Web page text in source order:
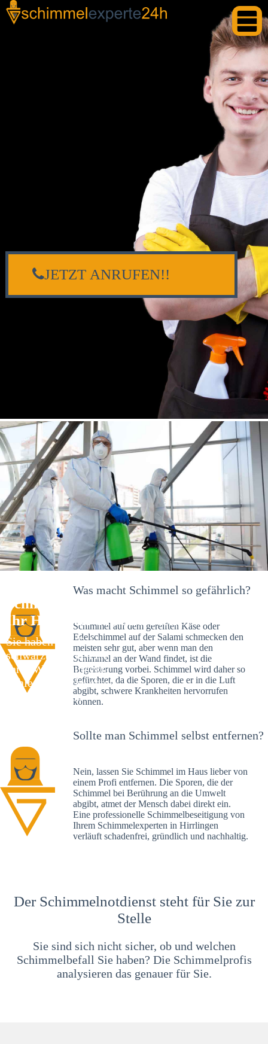
Schimmelexperte in Hirrlingen –
Ihr Helfer an Ort und Stelle
Sie haben kürzlich
schwarze Flecken an
Ihrer Wand entdeckt?
Schlechte Nachrichten:
Sie haben einen
JETZT ANRUFEN!!
Was macht Schimmel so gefährlich?
Schimmel auf dem gereiften Käse oder
Edelschimmel auf der Salami schmecken den
meisten sehr gut, aber wenn man den
Schimmel an der Wand findet, ist die
Begeisterung vorbei. Schimmel wird daher so
gefürchtet, da die Sporen, die er in die Luft
abgibt, schwere Krankheiten hervorrufen
können.
Sollte man Schimmel selbst entfernen?
Nein, lassen Sie Schimmel im Haus lieber von
einem Profi entfernen. Die Sporen, die der
Schimmel bei Berührung an die Umwelt
abgibt, atmet der Mensch dabei direkt ein.
Eine professionelle Schimmelbeseitigung von
Ihrem Schimmelexperten in Hirrlingen
verläuft schadenfrei, gründlich und nachhaltig.
Der Schimmelnotdienst steht für Sie zur
Stelle
Sie sind sich nicht sicher, ob und welchen
Schimmelbefall Sie haben? Die Schimmelprofis
analysieren das genauer für Sie.